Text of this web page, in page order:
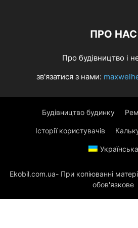
ПРО НАС
Про будівництво і
зв'язатися з нами:
Будівництво будинку
Історії користувачів
Українська
Ekobil.com.ua- При копіюванні
обов'язкове